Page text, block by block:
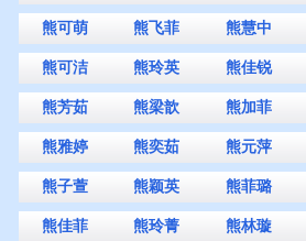
熊可萌 熊飞菲 熊慧中
熊可洁 熊玲英 熊佳锐
熊芳茹 熊梁歆 熊加菲
熊雅婷 熊奕茹 熊元萍
熊子萱 熊颖英 熊菲璐
熊佳菲 熊玲菁 熊林璇